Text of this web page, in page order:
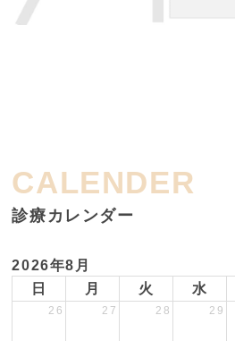
診療カレンダー
2026年8月
日 月 火 水
26 27 28 29